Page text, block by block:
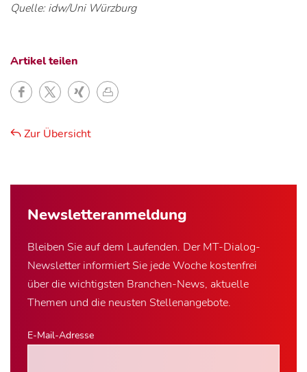
Newsletter­anmeldung
Bleiben Sie auf dem Laufenden. Der MT-Dialog-
Newsletter informiert Sie jede Woche kostenfrei
über die wichtigsten Branchen-News, aktuelle
Themen und die neusten Stellenangebote.
E-Mail-Adresse
Quelle: idw/Uni Würzburg
Artikel teilen
Zur Übersicht